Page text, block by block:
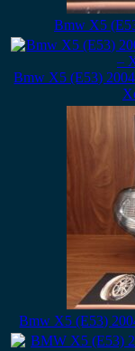
Bmw X5
Bmw X5 (E53)
Bmw X5 (E53)